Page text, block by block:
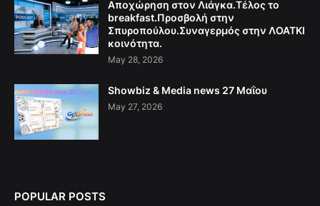
Αποχώρηση στον Λιάγκα.Τέλος το
breakfast.Προσβολή στην
Σπυροπούλου.Συναγερμός στην ΛΟΑΤΚΙ
κοινότητα.
May 28, 2026
Showbiz & Media news 27 Μαΐου
May 27, 2026
POPULAR POSTS